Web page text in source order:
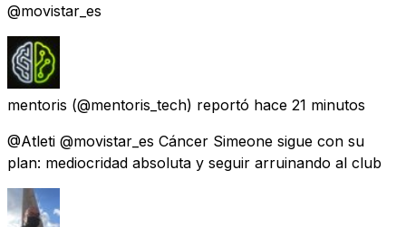
@movistar_es
mentoris (@mentoris_tech) reportó hace 21 minutos
@Atleti @movistar_es Cáncer Simeone sigue con su
plan: mediocridad absoluta y seguir arruinando al club